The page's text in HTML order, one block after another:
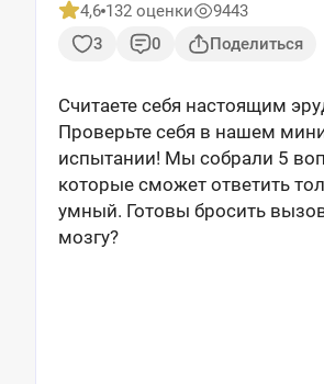
4,6 132 оценки
9443
3
0 Поделиться
Считаете себя настоящим
Проверьте себя в нашем
испытании! Мы собрали 5
которые сможет ответить
умный. Готовы бросить
мозгу?